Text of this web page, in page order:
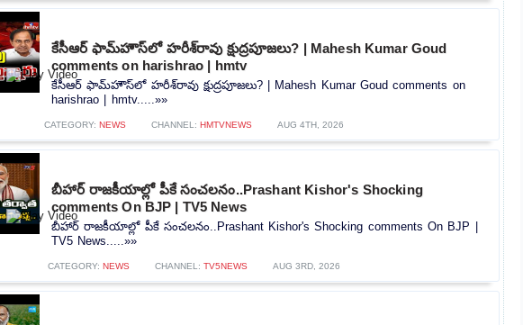
కేసీఆర్ ఫామ్‌హౌస్‌లో హరీశ్‌రావు క్షుద్రపూజలు? | Mahesh Kumar Goud
comments on harishrao | hmtv
కేసీఆర్ ఫామ్‌హౌస్‌లో హరీశ్‌రావు క్షుద్రపూజలు? | Mahesh Kumar Goud comments on
harishrao | hmtv.....»»
CATEGORY: NEWS CHANNEL: HMTVNEWS AUG 4TH, 2026
బీహార్ రాజకీయాల్లో పీకే సంచలనం..Prashant Kishor's Shocking
comments On BJP | TV5 News
బీహార్ రాజకీయాల్లో పీకే సంచలనం..Prashant Kishor's Shocking comments On BJP |
TV5 News.....»»
CATEGORY: NEWS CHANNEL: TV5NEWS AUG 3RD, 2026